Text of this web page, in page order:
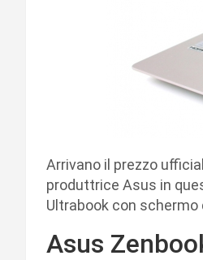
Arrivano il prezzo
produttrice Asus in
Ultrabook con schermo
Asus